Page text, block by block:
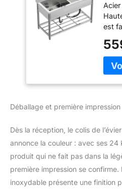
est
Déballage et première impression
Dès la réception, le colis de
annonce la couleur : avec ses 24
produit qui ne fait pas dans la
première impression se
inoxydable présente une finition